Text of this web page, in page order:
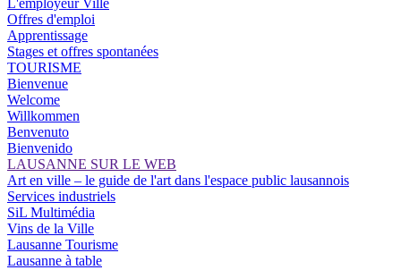
L'employeur Ville
Offres d'emploi
Apprentissage
Stages et offres spontanées
TOURISME
Bienvenue
Welcome
Willkommen
Benvenuto
Bienvenido
LAUSANNE SUR LE WEB
Art en ville – le guide de l'art dans l'espace public lausannois
Services industriels
SiL Multimédia
Vins de la Ville
Lausanne Tourisme
Lausanne à table